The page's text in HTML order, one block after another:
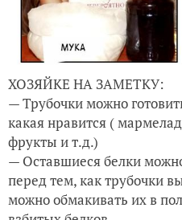
ХОЗЯЙКЕ НА ЗАМЕТКУ:
— Трубочки можно
какая нравится (
фрукты и т.д.)
— Оставшиеся белки
перед тем, как трубочки
можно обмакивать их в